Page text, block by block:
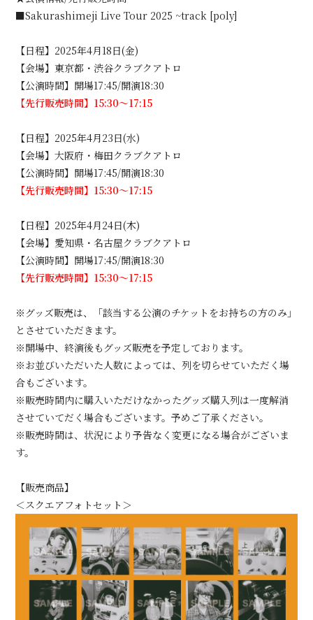
会員登録 ログイン
■Sakurashimeji Live Tour 2025 ~track [poly]
【日程】2025年4月18日(金)
【会場】東京都・渋谷クラブクアトロ
【公演時間】開場17:45/開演18:30
【先行販売時間】15:30～17:15
【日程】2025年4月23日(水)
【会場】大阪府・梅田クラブクアトロ
【公演時間】開場17:45/開演18:30
【先行販売時間】15:30～17:15
【日程】2025年4月24日(木)
【会場】愛知県・名古屋クラブクアトロ
【公演時間】開場17:45/開演18:30
【先行販売時間】15:30～17:15
※グッズ販売は、「該当する公演のチケットをお持ちの方のみ」
とさせていただきます。
※開場中、終演後もグッズ販売を予定しております。
※お並びいただいた人数によっては、列を切らせていただく場
合もございます。
※販売時間内に購入いただけなかったグッズ購入列は一度解消
させていてだく場合もございます。予めご了承ください。
※販売時間は、状況により予告なく変更になる場合がございま
す。
【販売商品】
＜スクエアフォトセット＞